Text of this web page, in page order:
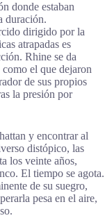
donde estaban
duración.
dirigido por la
atrapadas es
Rhine se da
el que dejaron
de sus propios
la presión por
y encontrar al
distópico, las
los veinte años,
El tiempo se agota.
de su suegro,
pesa en el aire,